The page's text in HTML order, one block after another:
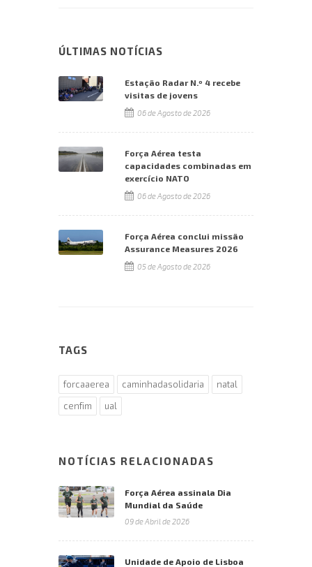
ÚLTIMAS NOTÍCIAS
Estação Radar N.º 4 recebe
visitas de jovens
06 de Agosto de 2026
Força Aérea testa
capacidades combinadas em
exercício NATO
06 de Agosto de 2026
Força Aérea conclui missão
Assurance Measures 2026
05 de Agosto de 2026
TAGS
forcaaerea caminhadasolidaria
natal
cenfim
ual
NOTÍCIAS RELACIONADAS
Força Aérea assinala Dia
Mundial da Saúde
09 de Abril de 2026
Unidade de Apoio de Lisboa